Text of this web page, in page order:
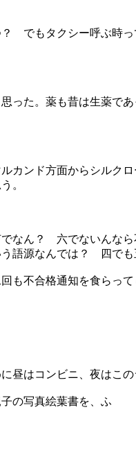
でもタクシー呼ぶ時
った。薬も昔は生薬で
ンド方面からシルク
。
なん？ 六でないんな
語源なんでは？ 四でも
不合格通知を食らっ
はコンビニ、夜はこの
の写真絵葉書を、ふ